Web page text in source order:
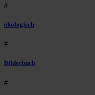
#
ökologisch
#
Bilderbuch
#